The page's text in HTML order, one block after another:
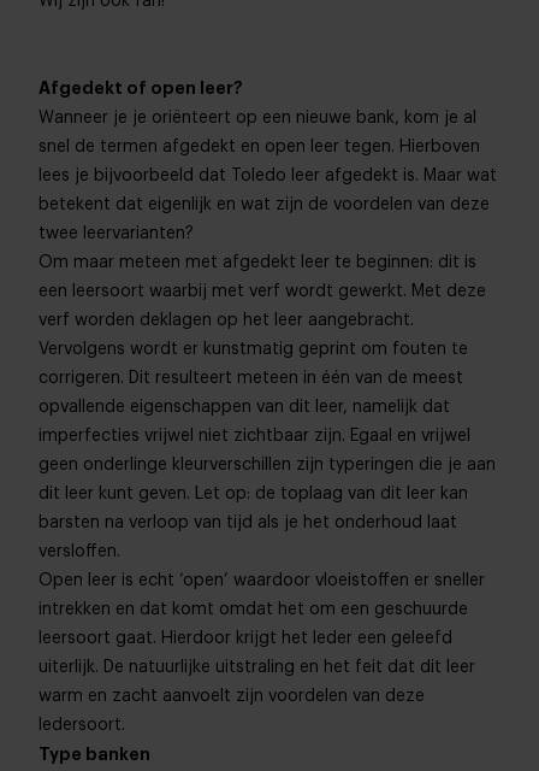
Afgedekt of open leer?
Wanneer je je oriënteert op een nieuwe bank, kom je al
snel de termen afgedekt en open leer tegen. Hierboven
lees je bijvoorbeeld dat Toledo leer afgedekt is. Maar wat
betekent dat eigenlijk en wat zijn de voordelen van deze
twee leervarianten?
Om maar meteen met afgedekt leer te beginnen: dit is
een leersoort waarbij met verf wordt gewerkt. Met deze
verf worden deklagen op het leer aangebracht.
Vervolgens wordt er kunstmatig geprint om fouten te
corrigeren. Dit resulteert meteen in één van de meest
opvallende eigenschappen van dit leer, namelijk dat
imperfecties vrijwel niet zichtbaar zijn. Egaal en vrijwel
geen onderlinge kleurverschillen zijn typeringen die je aan
dit leer kunt geven. Let op: de toplaag van dit leer kan
barsten na verloop van tijd als je het onderhoud laat
versloffen.
Open leer is echt ‘open’ waardoor vloeistoffen er sneller
intrekken en dat komt omdat het om een geschuurde
leersoort gaat. Hierdoor krijgt het leder een geleefd
uiterlijk. De natuurlijke uitstraling en het feit dat dit leer
warm en zacht aanvoelt zijn voordelen van deze
ledersoort.
Type banken